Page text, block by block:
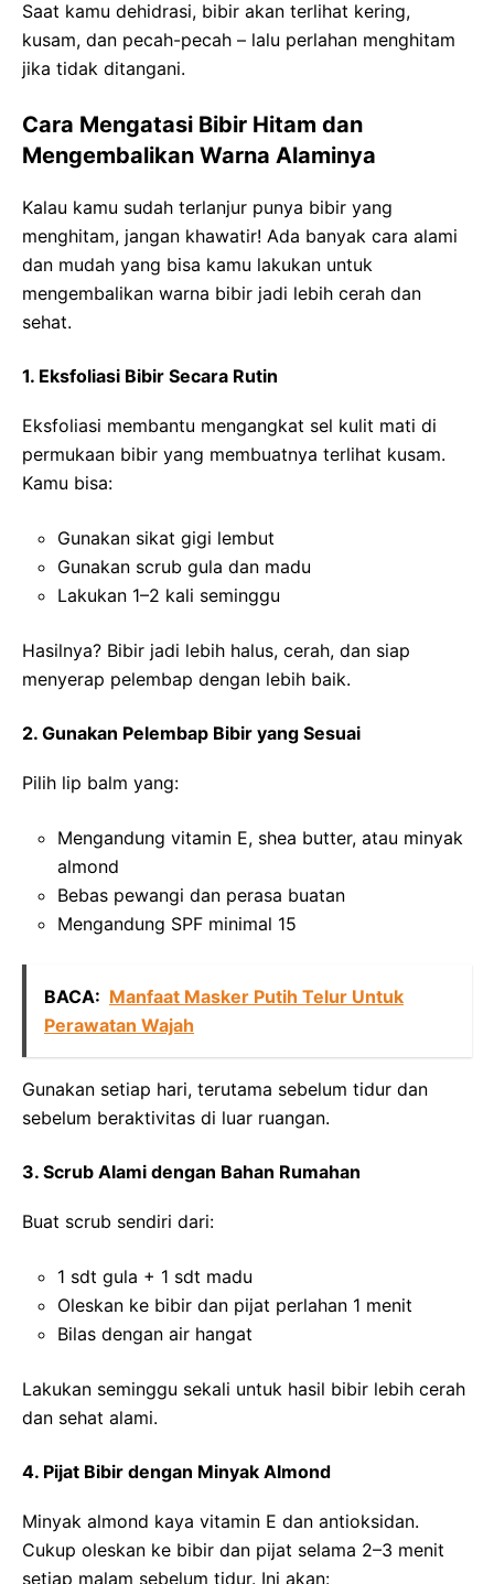
Saat kamu dehidrasi, bibir akan terlihat kering,
kusam, dan pecah-pecah – lalu perlahan menghitam
jika tidak ditangani.
Cara Mengatasi Bibir Hitam dan
Mengembalikan Warna Alaminya
Kalau kamu sudah terlanjur punya bibir yang
menghitam, jangan khawatir! Ada banyak cara alami
dan mudah yang bisa kamu lakukan untuk
mengembalikan warna bibir jadi lebih cerah dan
sehat.
1. Eksfoliasi Bibir Secara Rutin
Eksfoliasi membantu mengangkat sel kulit mati di
permukaan bibir yang membuatnya terlihat kusam.
Kamu bisa:
Gunakan sikat gigi lembut
Gunakan scrub gula dan madu
Lakukan 1–2 kali seminggu
Hasilnya? Bibir jadi lebih halus, cerah, dan siap
menyerap pelembap dengan lebih baik.
2. Gunakan Pelembap Bibir yang Sesuai
Pilih lip balm yang:
Mengandung vitamin E, shea butter, atau minyak
almond
Bebas pewangi dan perasa buatan
Mengandung SPF minimal 15
BACA: Manfaat Masker Putih Telur Untuk
Perawatan Wajah
Gunakan setiap hari, terutama sebelum tidur dan
sebelum beraktivitas di luar ruangan.
3. Scrub Alami dengan Bahan Rumahan
Buat scrub sendiri dari:
1 sdt gula + 1 sdt madu
Oleskan ke bibir dan pijat perlahan 1 menit
Bilas dengan air hangat
Lakukan seminggu sekali untuk hasil bibir lebih cerah
dan sehat alami.
4. Pijat Bibir dengan Minyak Almond
Minyak almond kaya vitamin E dan antioksidan.
Cukup oleskan ke bibir dan pijat selama 2–3 menit
setiap malam sebelum tidur. Ini akan: